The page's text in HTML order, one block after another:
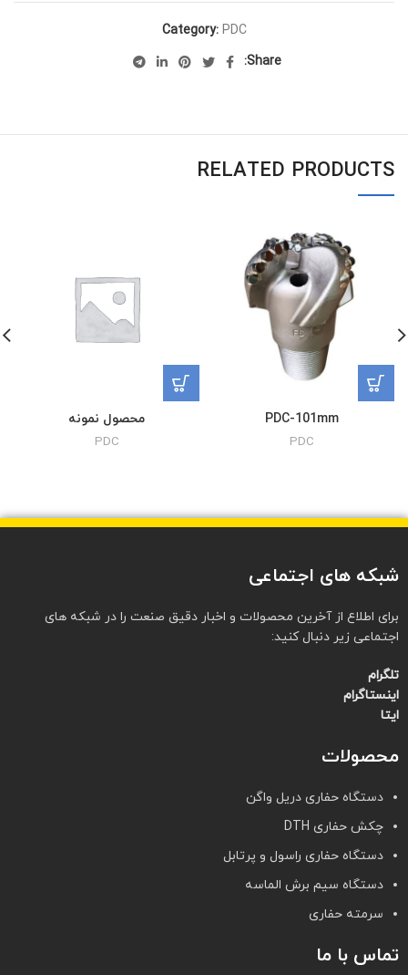
Category: PDC
Share:
RELATED PRODUCTS
PDC-101mm
PDC
محصول نمونه
PDC
شبکه های اجتماعی
برای اطلاع از آخرین محصولات و اخبار دقیق صنعت را در شبکه های
اجتماعی زیر دنبال کنید:
تلگرام
اینستاگرام
ایتا
محصولات
دستگاه حفاری دریل واگن
چکش حفاری DTH
دستگاه حفاری راسول و پرتابل
دستگاه سیم برش الماسه
سرمته حفاری
تماس با ما